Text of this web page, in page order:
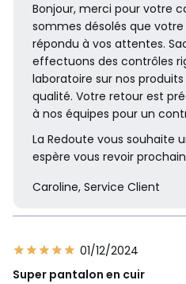
Bonjour, merci pour votre
sommes désolés que votre
répondu à vos attentes.
effectuons des contrôles
laboratoire sur nos
qualité. Votre retour est
à nos équipes pour un
La Redoute vous souhaite
espère vous revoir
Caroline, Service Client
01/12/2024
Super pantalon en cuir